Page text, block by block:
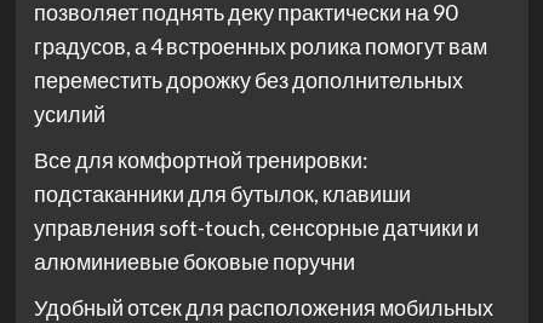
позволяет поднять деку практически на 90
градусов, а 4 встроенных ролика помогут вам
переместить дорожку без дополнительных
усилий
Все для комфортной тренировки:
подстаканники для бутылок, клавиши
управления soft-touch, сенсорные датчики и
алюминиевые боковые поручни
Удобный отсек для расположения мобильных